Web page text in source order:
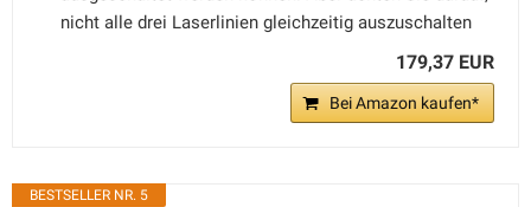
nicht alle drei Laserlinien gleichzeitig auszuschalten
179,37 EUR
Bei Amazon kaufen*
BESTSELLER NR. 5